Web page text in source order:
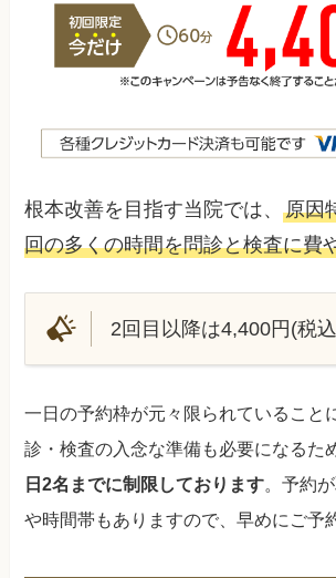
根本改善を目指す当院では、原因
回の多くの時間を問診と検査に費
2回目以降は4,400円(税
一日の予約枠が元々限られていること
診・検査の入念な準備も必要になるた
日2名までに制限しております。予約
や時間帯もありますので、早めにご予